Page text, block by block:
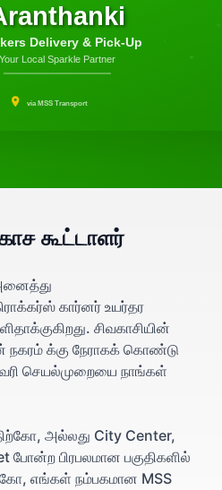
Delivery & Pick-Up
Your Local Sparkle Partner
via MSS Transport
கூட்டாளர்
கார்னர் உயர்தர
சிவகாசியின்
நகரம் க்கு நேராகக் கொண்டு
செயல்முறையை நாங்கள்
அல்லது City Center,
போன்ற பிரபலமான பகுதிகளில்
எங்கள் நம்பகமான MSS